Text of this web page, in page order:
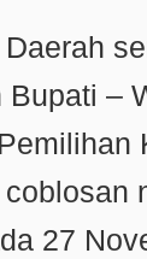
–
coblosan
27